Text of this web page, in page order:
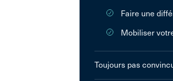
Faire une
Mobiliser
Toujours pas